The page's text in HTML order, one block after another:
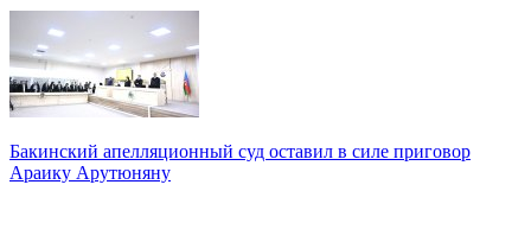
Бакинский апелляционный суд оставил в силе приговор
Араику Арутюняну